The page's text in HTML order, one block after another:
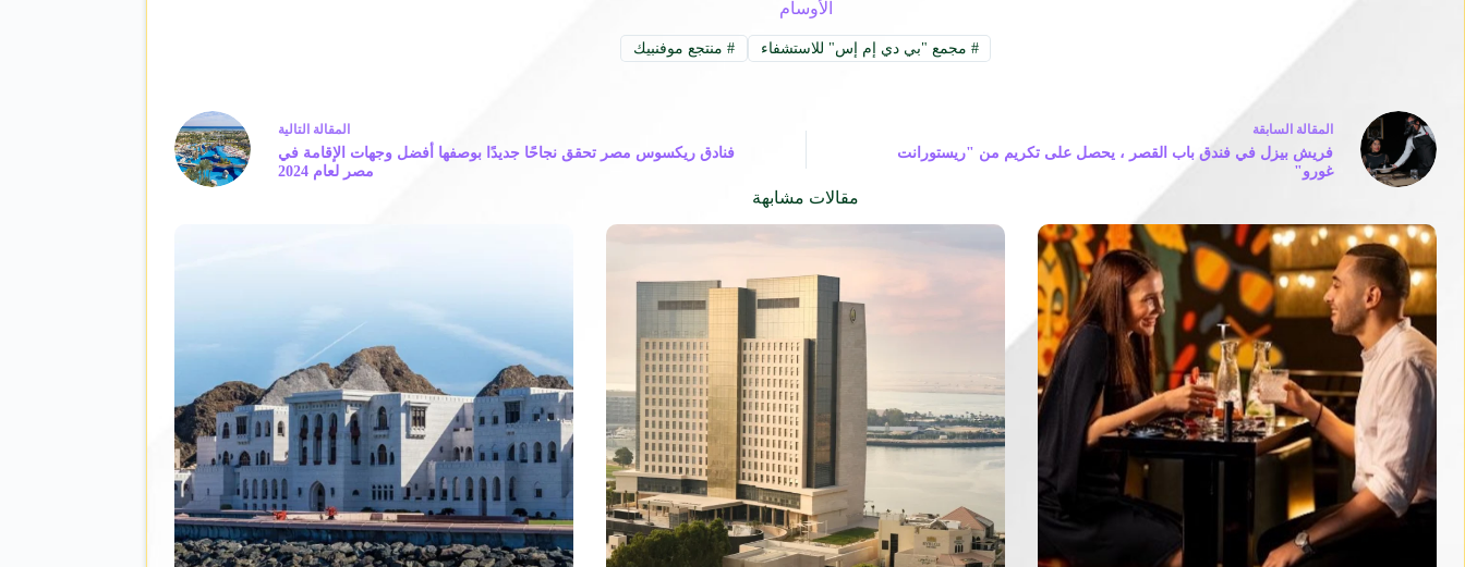
الأوسام
# مجمع "بي دي إم إس" للاستشفاء # منتجع موفنبيك
المقالة السابقة
فريش بيزل في فندق باب القصر ، يحصل على تكريم من "ريستورانت
غورو"
المقالة التالية
فنادق ريكسوس مصر تحقق نجاحًا جديدًا بوصفها أفضل وجهات الإقامة في
مصر لعام 2024
مقالات مشابهة